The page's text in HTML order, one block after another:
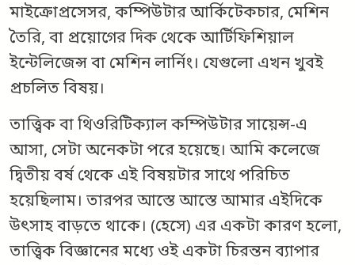
মাইক্রোপ্রসেসর, কম্পিউটার আর্কিটেকচার, মেশিন
তৈরি, বা প্রয়োগের দিক থেকে আর্টিফিশিয়াল
ইন্টেলিজেন্স বা মেশিন লার্নিং। যেগুলো এখন খুবই
প্রচলিত বিষয়।
তাত্ত্বিক বা থিওরিটিক্যাল কম্পিউটার সায়েন্স-এ
আসা, সেটা অনেকটা পরে হয়েছে। আমি কলেজে
দ্বিতীয় বর্ষ থেকে এই বিষয়টার সাথে পরিচিত
হয়েছিলাম। তারপর আস্তে আস্তে আমার এইদিকে
উৎসাহ বাড়তে থাকে। (হেসে) এর একটা কারণ হলো,
তাত্ত্বিক বিজ্ঞানের মধ্যে ওই একটা চিরন্তন ব্যাপার